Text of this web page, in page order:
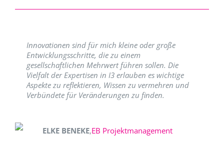
Innovationen sind für mich kleine oder große
Entwicklungsschritte, die zu einem
gesellschaftlichen Mehrwert führen sollen. Die
Vielfalt der Expertisen in I3 erlauben es wichtige
Aspekte zu reflektieren, Wissen zu vermehren und
Verbündete für Veränderungen zu finden.
ELKE BENEKE,EB Projektmanagement